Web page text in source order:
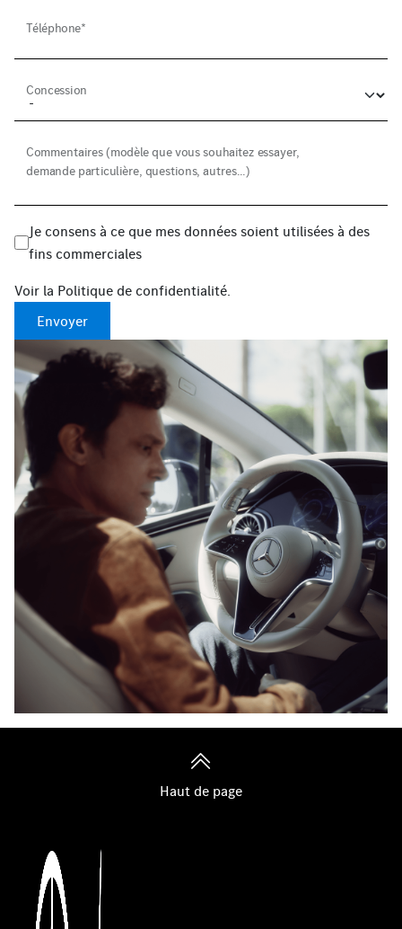
Téléphone*
Concession
Commentaires (modèle que vous souhaitez essayer,
demande particulière, questions, autres...)
Je consens à ce que mes données soient utilisées à des
fins commerciales
Voir la Politique de confidentialité.
Envoyer
Haut de page